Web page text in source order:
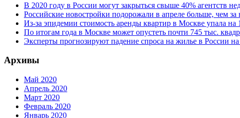
В 2020 году в России могут закрыться свыше 40% агентств
Российские новостройки подорожали в апреле больше, чем за
Из-за эпидемии стоимость аренды квартир в Москве упала на
По итогам года в Москве может опустеть почти 745 тыс.
Эксперты прогнозируют падение спроса на жилье в России
Архивы
Май 2020
Апрель 2020
Март 2020
Февраль 2020
Январь 2020